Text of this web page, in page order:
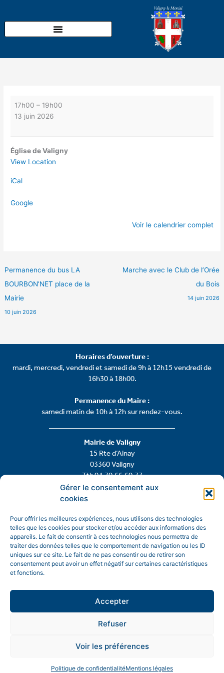
Gérer le consentement aux
cookies
Pour offrir les meilleures expériences, nous utilisons des technologies
telles que les cookies pour stocker et/ou accéder aux informations des
appareils. Le fait de consentir à ces technologies nous permettra de
traiter des données telles que le comportement de navigation ou les ID
uniques sur ce site. Le fait de ne pas consentir ou de retirer son
consentement peut avoir un effet négatif sur certaines caractéristiques
et fonctions.
Accepter
Refuser
Voir les préférences
Politique de confidentialitéMentions légales
vocal
le
17h
l'église
de
Valigny,
par
Participation
17h00 – 19h00
13 juin 2026
Église de Valigny
View Location
iCal
Google
Voir le calendrier complet
Permanence du bus LA
BOURBON’NET place de la
Mairie
10 juin 2026
Marche avec le Club de l’Orée
du Bois
14 juin 2026
Mairie de Valigny
15 Rte d’Ainay
03360 Valigny
Tél: 04.70.66.60.77
Contactez-nous
Horaires d’ouverture :
mardi, mercredi, vendredi et samedi de 9h à 12h15 vendredi de
16h30 à 18h00.
Permanence du Maire :
samedi matin de 10h à 12h sur rendez-vous.
Mentions légales
Site réalisé avec soin parTeam AE conception